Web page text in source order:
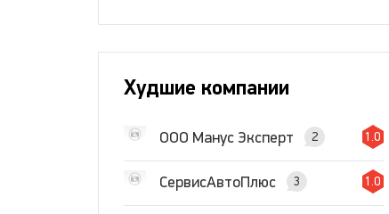
Худшие компании
ООО Манус Эксперт 2 1.0
СервисАвтоПлюс 3 1.0